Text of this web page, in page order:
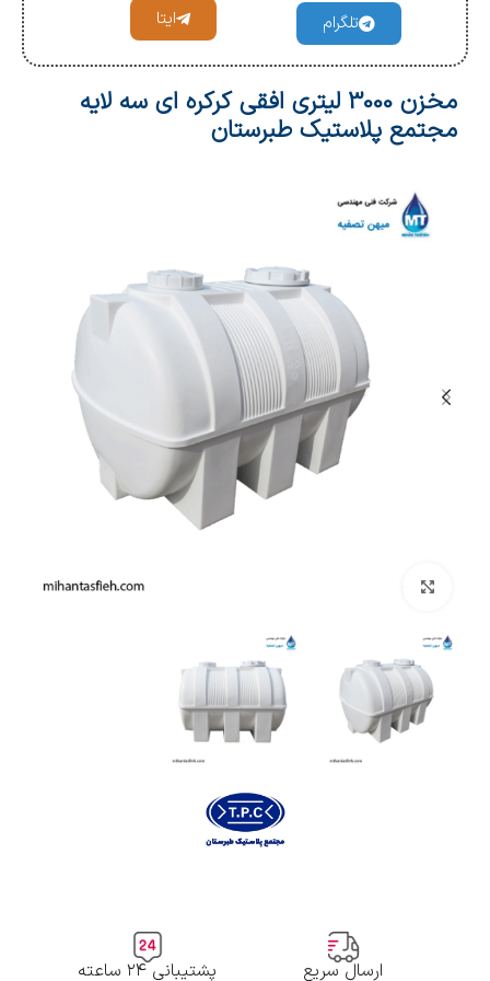
تلگرام ایتا
مخزن 3000 لیتری افقی کرکره ای سه لایه
مجتمع پلاستیک طبرستان
ارسال سریع پشتیبانی ۲۴ ساعته